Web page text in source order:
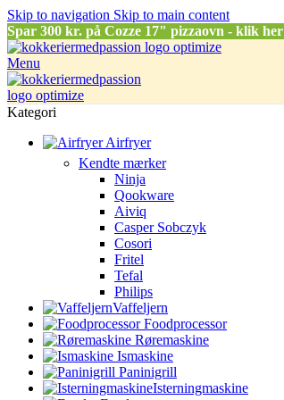
Skip to navigation Skip to main content
Spar 300 kr. på Cozze 17" pizzaovn - klik her
Menu
Kategori
Airfryer
Kendte mærker
Ninja
Qookware
Aiviq
Casper Sobczyk
Cosori
Fritel
Tefal
Philips
Vaffeljern
Foodprocessor
Røremaskine
Ismaskine
Paninigrill
Isterningmaskine